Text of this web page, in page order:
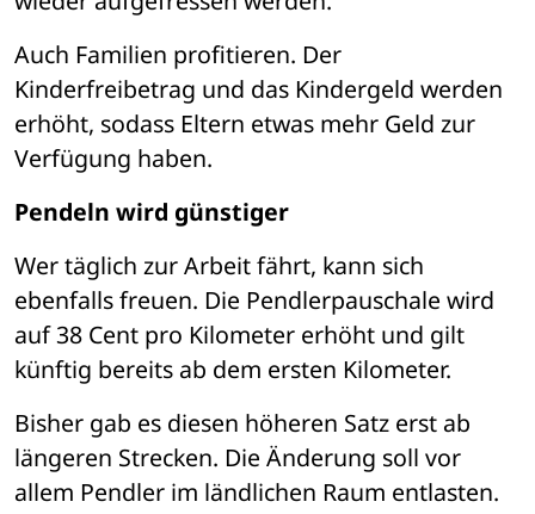
Auch Familien profitieren. Der
Kinderfreibetrag und das Kindergeld werden
erhöht, sodass Eltern etwas mehr Geld zur
Verfügung haben.
Pendeln wird günstiger
Wer täglich zur Arbeit fährt, kann sich
ebenfalls freuen. Die Pendlerpauschale wird
auf 38 Cent pro Kilometer erhöht und gilt
künftig bereits ab dem ersten Kilometer.
Bisher gab es diesen höheren Satz erst ab
längeren Strecken. Die Änderung soll vor
allem Pendler im ländlichen Raum entlasten.